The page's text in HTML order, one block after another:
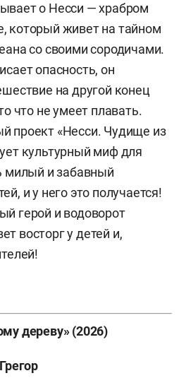
о Несси — храбром
который живет на тайном
со своими сородичами.
опасность, он
на другой конец
что не умеет плавать.
проект «Несси. Чудище из
культурный миф для
милый и забавный
и у него это получается!
герой и водоворот
восторг у детей и,
дереву» (2026)